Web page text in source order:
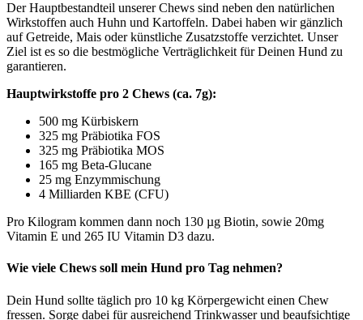
Der Hauptbestandteil unserer Chews sind neben den natürlichen
Wirkstoffen auch Huhn und Kartoffeln. Dabei haben wir gänzlich
auf Getreide, Mais oder künstliche Zusatzstoffe verzichtet. Unser
Ziel ist es so die bestmögliche Verträglichkeit für Deinen Hund zu
garantieren.
Hauptwirkstoffe pro 2 Chews (ca. 7g):
500 mg Kürbiskern
325 mg Präbiotika FOS
325 mg Präbiotika MOS
165 mg Beta-Glucane
25 mg Enzymmischung
4 Milliarden KBE (CFU)
Pro Kilogram kommen dann noch 130 µg Biotin, sowie 20mg
Vitamin E und 265 IU Vitamin D3 dazu.
Wie viele Chews soll mein Hund pro Tag nehmen?
Dein Hund sollte täglich pro 10 kg Körpergewicht einen Chew
fressen. Sorge dabei für ausreichend Trinkwasser und beaufsichtige